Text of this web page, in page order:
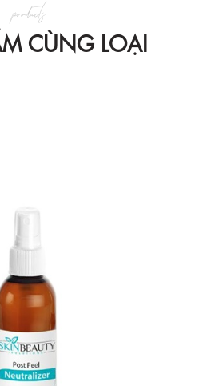
CÙNG LOẠI
products